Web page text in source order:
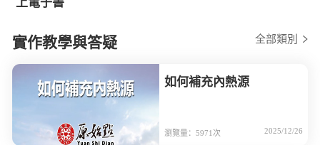
實作教學與答疑 全部類別
如何補充內熱源
瀏覽量：5971次 2025/12/26